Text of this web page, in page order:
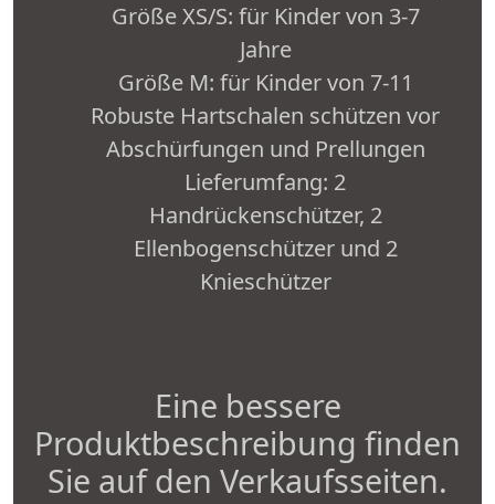
Größe XS/S: für Kinder von 3-7
Jahre
Größe M: für Kinder von 7-11
Robuste Hartschalen schützen vor
Abschürfungen und Prellungen
Lieferumfang: 2
Handrückenschützer, 2
Ellenbogenschützer und 2
Knieschützer
Eine bessere
Produktbeschreibung finden
Sie auf den Verkaufsseiten.